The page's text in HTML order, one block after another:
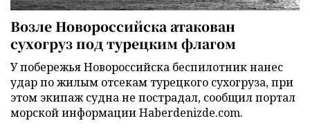
Возле Новороссийска атакован
сухогруз под турецким флагом
У побережья Новороссийска беспилотник нанес
удар по жилым отсекам турецкого сухогруза, при
этом экипаж судна не пострадал, сообщил портал
морской информации Haberdenizde.com.